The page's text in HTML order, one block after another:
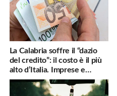
La Calabria soffre il “dazio
del credito”: il costo è il più
alto d’Italia. Imprese e
famiglie penalizzate